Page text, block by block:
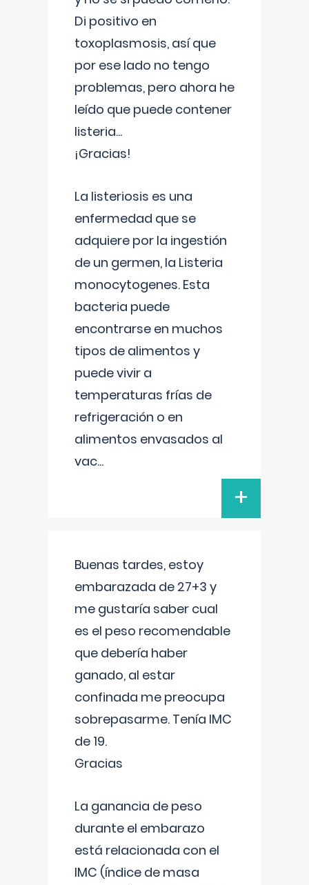
Di positivo en
toxoplasmosis, así que
por ese lado no tengo
problemas, pero ahora he
leído que puede contener
listeria...
¡Gracias!
La listeriosis es una
enfermedad que se
adquiere por la ingestión
de un germen, la Listeria
monocytogenes. Esta
bacteria puede
encontrarse en muchos
tipos de alimentos y
puede vivir a
temperaturas frías de
refrigeración o en
alimentos envasados al
vac...
+
Buenas tardes, estoy
embarazada de 27+3 y
me gustaría saber cual
es el peso recomendable
que debería haber
ganado, al estar
confinada me preocupa
sobrepasarme. Tenía IMC
de 19.
Gracias
La ganancia de peso
durante el embarazo
está relacionada con el
IMC (índice de masa